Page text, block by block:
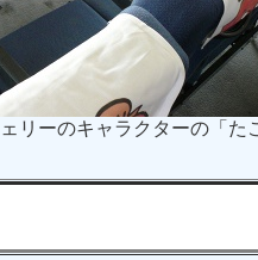
リーのキャラクターの「た